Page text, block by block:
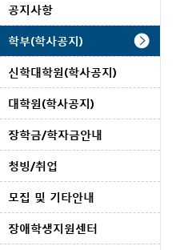
공지사항
학부(학사공지)
신학대학원(학사공지)
대학원(학사공지)
장학금/학자금안내
청빙/취업
모집 및 기타안내
장애학생지원센터